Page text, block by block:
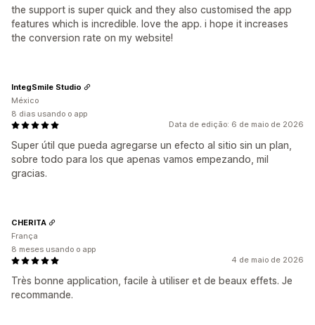
the support is super quick and they also customised the app
features which is incredible. love the app. i hope it increases
the conversion rate on my website!
Data de edição: 6 de maio de 2026
Super útil que pueda agregarse un efecto al sitio sin un plan,
sobre todo para los que apenas vamos empezando, mil
gracias.
IntegSmile Studio
México
8 dias usando o app
4 de maio de 2026
Très bonne application, facile à utiliser et de beaux effets. Je
recommande.
CHERITA
França
8 meses usando o app